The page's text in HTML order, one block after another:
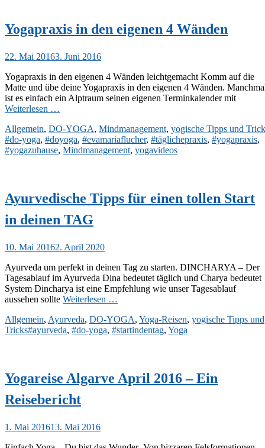
Yogapraxis in den eigenen 4 Wänden
Veröffentlicht
22. Mai 20163. Juni 2016
Yogapraxis in den eigenen 4 Wänden leichtgemacht Komm auf die
Matte und übe deine Yogapraxis in den eigenen 4 Wänden.
ist es einfach ein Alptraum seinen eigenen Terminkalender mit
Weiterlesen …
Kategorien
Allgemein, DO-YOGA, Mindmanagement, yogische Tipps und
#do-yoga, #doyoga, #evamariaflucher, #täglichepraxis, #yogapraxis,
#yogazuhause, Mindmanagement, yogavideos
Ayurvedische Tipps für einen tollen Start
in deinen TAG
Veröffentlicht
10. Mai 20162. April 2020
Ayurveda um perfekt in deinen Tag zu starten. DINCHARYA – Der
Tagesablauf im Ayurveda Dina bedeutet täglich und Charya bedeutet
System Dincharya ist eine Empfehlung wie unser Tagesablauf
aussehen sollte Weiterlesen …
Kategorien
Allgemein, Ayurveda, DO-YOGA, Yoga-Reisen, yogische Tipps und
TricksSchlagworte
#ayurveda, #do-yoga, #startindentag, Yoga
Yogareise Algarve April 2016 – Ein
Reisebericht
Veröffentlicht
1. Mai 201613. Mai 2016